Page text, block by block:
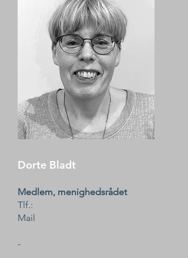
Dorte Bladt
Medlem, menighedsrådet
Tlf.:
Mail
-